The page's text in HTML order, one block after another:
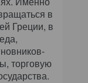
в
Греции, в
торговую